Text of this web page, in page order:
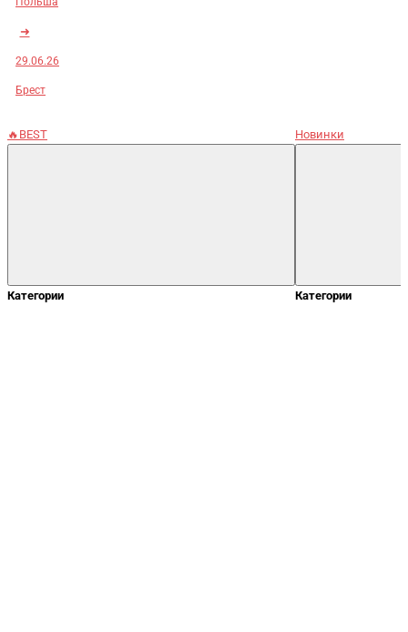
➜
29.06.26
Брест
🔥BEST
Категории
Новинки
Категории